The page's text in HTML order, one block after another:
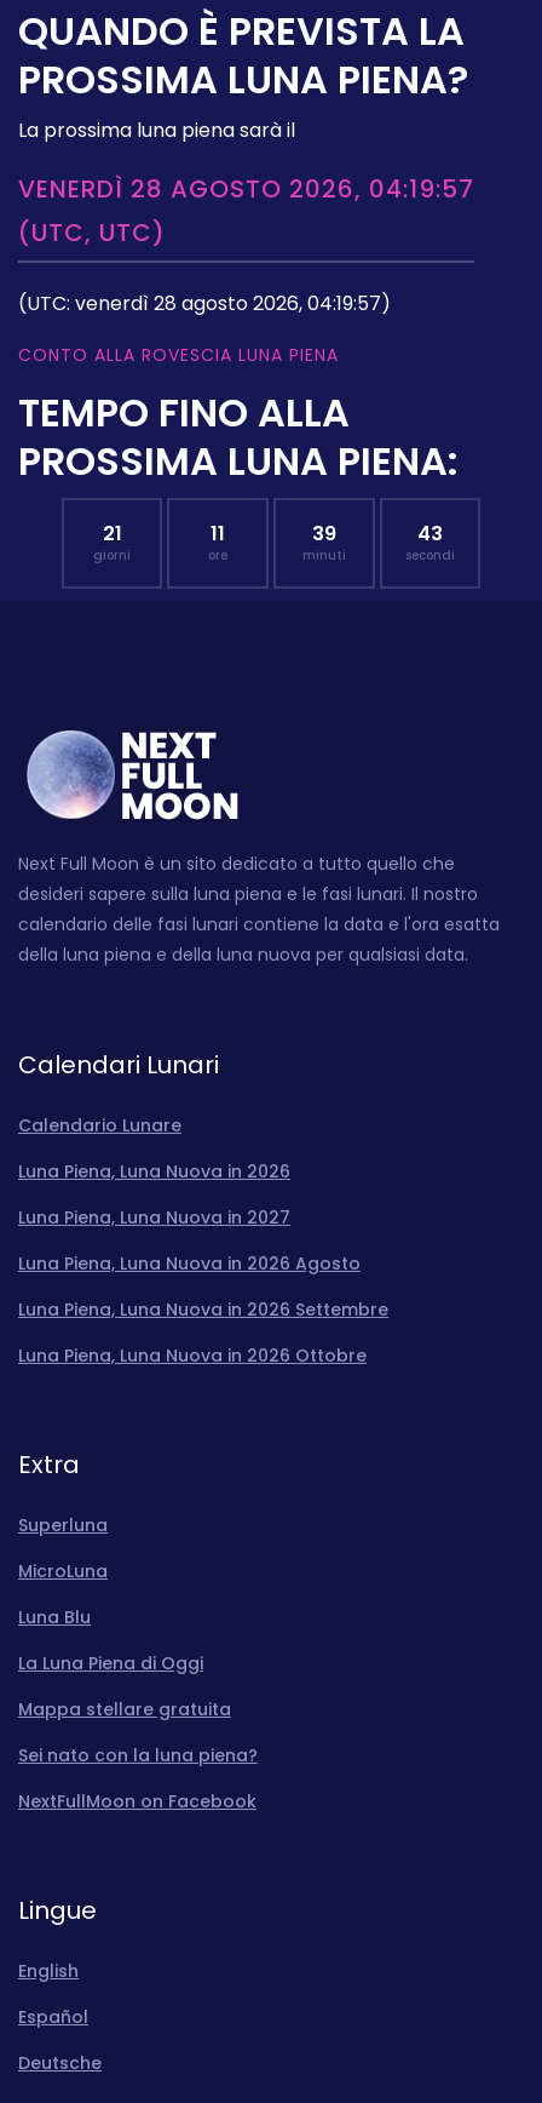
QUANDO È PREVISTA LA
PROSSIMA LUNA PIENA?
La prossima luna piena sarà il
VENERDÌ 28 AGOSTO 2026, 04:19:57
(UTC, UTC)
(UTC: venerdì 28 agosto 2026, 04:19:57)
CONTO ALLA ROVESCIA LUNA PIENA
TEMPO FINO ALLA
PROSSIMA LUNA PIENA:
21
giorni
11
ore
39
minuti
42
secondi
Next Full Moon è un sito dedicato a tutto quello che
desideri sapere sulla luna piena e le fasi lunari. Il nostro
calendario delle fasi lunari contiene la data e l'ora esatta
della luna piena e della luna nuova per qualsiasi data.
Calendari Lunari
Calendario Lunare
Luna Piena, Luna Nuova in 2026
Luna Piena, Luna Nuova in 2027
Luna Piena, Luna Nuova in 2026 Agosto
Luna Piena, Luna Nuova in 2026 Settembre
Luna Piena, Luna Nuova in 2026 Ottobre
Extra
Superluna
MicroLuna
Luna Blu
La Luna Piena di Oggi
Mappa stellare gratuita
Sei nato con la luna piena?
NextFullMoon on Facebook
Lingue
English
Español
Deutsche